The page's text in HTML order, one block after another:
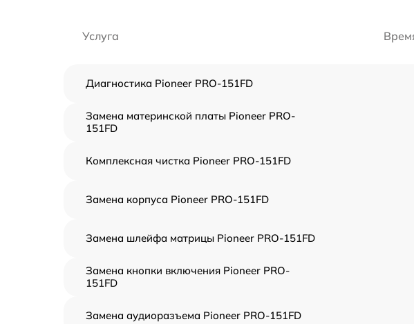
Услуга
Диагностика Pioneer PRO-151FD
Замена материнской платы Pioneer PRO-
151FD
Комплексная чистка Pioneer PRO-151FD
Замена корпуса Pioneer PRO-151FD
Замена шлейфа матрицы Pioneer PRO-151FD
Замена кнопки включения Pioneer PRO-
151FD
Замена аудиоразъема Pioneer PRO-151FD